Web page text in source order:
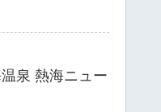
泉 熱海ニュー